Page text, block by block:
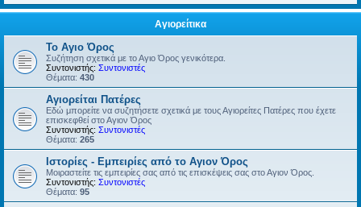
Αγιορείτικα
Το Αγιο Όρος
Συζήτηση σχετικά με το Αγιο Όρος γενικότερα.
Συντονιστής: Συντονιστές
Θέματα: 430
Αγιορείται Πατέρες
Εδώ μπορείτε να συζητήσετε σχετικά με τους Αγιορείτες Πατέρες που έχετε
επισκεφθεί στο Αγιον Όρος
Συντονιστής: Συντονιστές
Θέματα: 265
Ιστορίες - Εμπειρίες από το Αγιον Όρος
Μοιραστείτε τις εμπειρίες σας από τις επισκέψεις σας στο Αγιον Όρος.
Συντονιστής: Συντονιστές
Θέματα: 95